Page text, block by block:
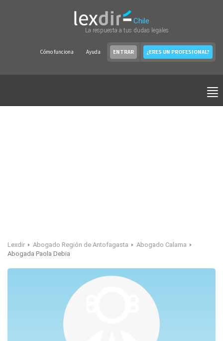
Chile
La respuesta a tus dudas legales
Cómo funciona Ayuda ENTRAR ¿ERES UN PROFESIONAL?
Lexdir Abogado Región de Antofagasta
Abogado Calama
Abogada Paola Debia